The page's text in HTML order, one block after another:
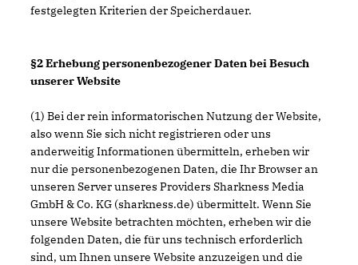
festgelegten Kriterien der Speicherdauer.
§2 Erhebung personenbezogener Daten bei Besuch
unserer Website
(1) Bei der rein informatorischen Nutzung der Website,
also wenn Sie sich nicht registrieren oder uns
anderweitig Informationen übermitteln, erheben wir
nur die personenbezogenen Daten, die Ihr Browser an
unseren Server unseres Providers Sharkness Media
GmbH & Co. KG (sharkness.de) übermittelt. Wenn Sie
unsere Website betrachten möchten, erheben wir die
folgenden Daten, die für uns technisch erforderlich
sind, um Ihnen unsere Website anzuzeigen und die